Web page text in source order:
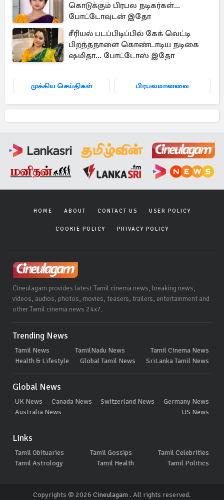
கொடுக்கும் பிரபல நடிகர்கள்...
போட்டோவுடன் இதோ
சீரியல் படப்பிடிப்பில் கேக் வெட்டி
பிறந்தநாளை கொண்டாடிய நடிகை
ஷமிதா... போட்டோஸ் இதோ
முக்கிய செய்திகள் பிரபலமானவை
HOME ABOUT CONTACT US USER POLICY
COOKIE POLICY PRIVACY POLICY
Cineulagam provides latest Tamil cinema news, breaking news,
videos, audios, photos, movies, teasers, trailers, entertainment and
other Tamil cinema news 24x7.
Trending News
Tamil News TamilNadu News
Tamil Cinema News
Health & Lifestyle
Global Tamil News SriLanka Tamil News
Global News
UK News Canada News Switzerland News
Germany News
Australia News
US News
Links
Tamil Obituaries Tamil Gossips
Tamil Celebrities
Tamil Astrology
Tamil Health Tamil Politics
Copyrights © 2026 Cineulagam . All rights reserved.